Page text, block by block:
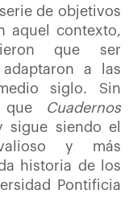
de objetivos
aquel contexto,
que ser
a las
siglo. Sin
que
Cuadernos
siendo el
y más
historia de los
Pontificia